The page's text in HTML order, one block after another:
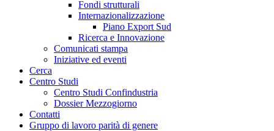
Fondi strutturali
Internazionalizzazione
Piano Export Sud
Ricerca e Innovazione
Comunicati stampa
Iniziative ed eventi
Cerca
Centro Studi
Centro Studi Confindustria
Dossier Mezzogiorno
Contatti
Gruppo di lavoro parità di genere